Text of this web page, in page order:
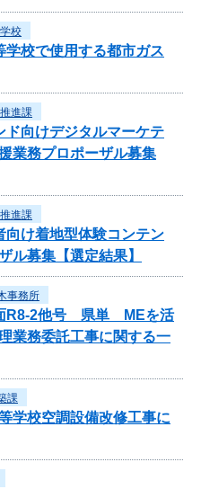
校
校で使用する都市ガス
進課
ド向けデジタルマーケテ
業務プロポーザル募集
進課
向け着地型体験コンテン
ル募集【選定結果】
事務所
R8-2他号 県単 MEを活
業務委託工事に関する一
課
学校空調設備改修工事に